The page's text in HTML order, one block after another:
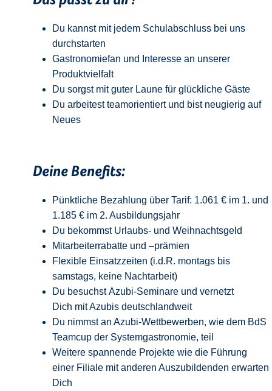
Du kannst mit jedem Schulabschluss bei uns
durchstarten
Gastronomiefan und
Interesse an unserer
Produktvielfalt
Du sorgst mit guter Laune für glückliche Gäste
Du arbeitest teamorientiert und bist neugierig auf
Neues
Deine Benefits:
Pünktliche Bezahlung über Tarif: 1.061 € im 1. und
1.185 € im 2. Ausbildungsjahr
Du bekommst Urlaubs- und Weihnachtsgeld
Mitarbeiterrabatte und –prämien
Flexible Einsatzzeiten (i.d.R. montags bis
samstags, keine Nachtarbeit)
Du besuchst Azubi-Seminare und vernetzt
Dich mit Azubis deutschlandweit
Du nimmst an Azubi-Wettbewerben, wie dem BdS
Teamcup der Systemgastronomie, teil
Weitere spannende Projekte wie die Führung
einer Filiale mit anderen Auszubildenden erwarten
Dich